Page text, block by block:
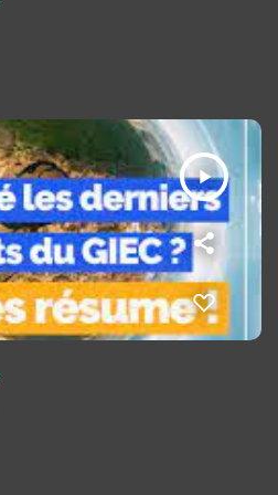
play_arrow